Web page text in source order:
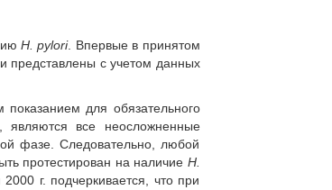
H. pylori. Впервые в принятом
представлены с учетом данных
для обязательного
являются все неосложненные
фазе. Следовательно, любой
протестирован на наличие H.
г. подчеркивается, что при